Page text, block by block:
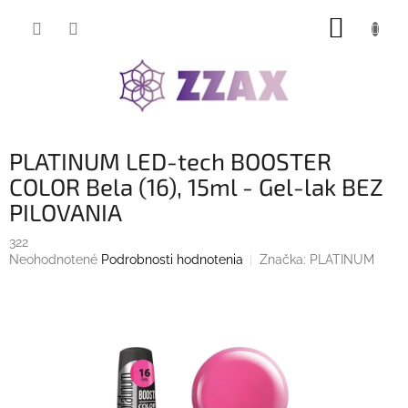
PLATINUM LED-tech BOOSTER
COLOR Bela (16), 15ml - Gel-lak BEZ
PILOVANIA
322
Priemerné
Neohodnotené Podrobnosti hodnotenia Značka: PLATINUM